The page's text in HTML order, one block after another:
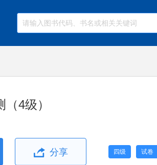
4级）
分享 四级 试卷